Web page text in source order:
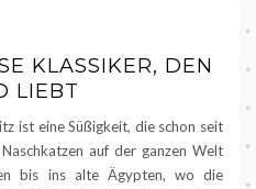
KLASSIKER, DEN J
ist eine Süßigkeit, die schon seit
auf der ganzen Welt
bis ins alte Ägypten, wo die